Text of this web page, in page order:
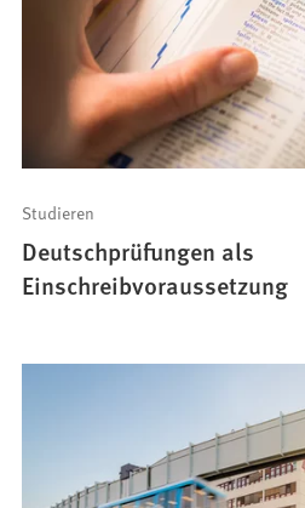
Studieren
Deutschprüfungen als
Einschreibvoraussetzung